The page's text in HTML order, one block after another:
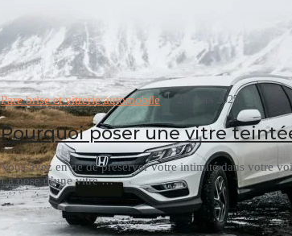
Pare brise et vitrerie automobile 27 mars 2025
Pourquoi poser une vitre
Vous avez envie de préserver votre intimité dans votre
La pose d’une vitre …